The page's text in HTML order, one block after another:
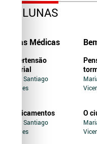
COLUNAS
Dicas Médicas
Hipertensão
Arterial
Jairo Santiago
Novaes
Medicamentos
Jairo Santiago
Novaes
O